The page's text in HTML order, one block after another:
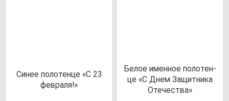
Синее по­ло­тен­це «С 23
фев­ра­ля!»
Белое имен­ное по­ло­тен­
це «С Днем Защит­ни­ка
Оте­чес­тва»